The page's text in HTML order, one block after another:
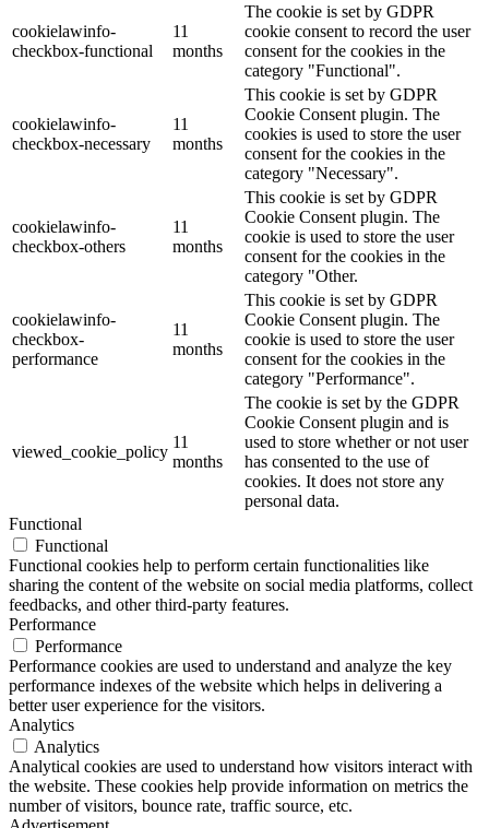
cookielawinfo-
checkbox-functional
11
months
The cookie is set by GDPR
cookie consent to record the user
consent for the cookies in the
category "Functional".
cookielawinfo-
checkbox-necessary
11
months
This cookie is set by GDPR
Cookie Consent plugin. The
cookies is used to store the user
consent for the cookies in the
category "Necessary".
cookielawinfo-
checkbox-others
11
months
This cookie is set by GDPR
Cookie Consent plugin. The
cookie is used to store the user
consent for the cookies in the
category "Other.
cookielawinfo-
checkbox-
performance
11
months
This cookie is set by GDPR
Cookie Consent plugin. The
cookie is used to store the user
consent for the cookies in the
category "Performance".
viewed_cookie_policy
11
months
The cookie is set by the GDPR
Cookie Consent plugin and is
used to store whether or not user
has consented to the use of
cookies. It does not store any
personal data.
Functional
Functional
Functional cookies help to perform certain functionalities like
sharing the content of the website on social media platforms, collect
feedbacks, and other third-party features.
Performance
Performance
Performance cookies are used to understand and analyze the key
performance indexes of the website which helps in delivering a
better user experience for the visitors.
Analytics
Analytics
Analytical cookies are used to understand how visitors interact with
the website. These cookies help provide information on metrics the
number of visitors, bounce rate, traffic source, etc.